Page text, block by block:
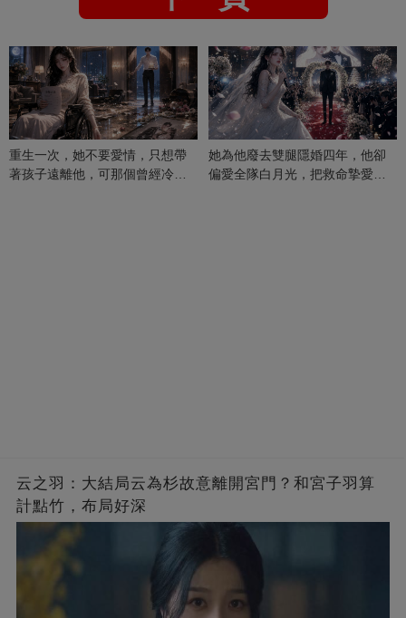
重生一次，她不要愛情，只想帶
著孩子遠離他，可那個曾經冷漠
她為他廢去雙腿隱婚四年，他卻
偏愛全隊白月光，把救命摯愛當
云之羽：大結局云為杉故意離開宮門？和宮子羽算
計點竹，布局好深